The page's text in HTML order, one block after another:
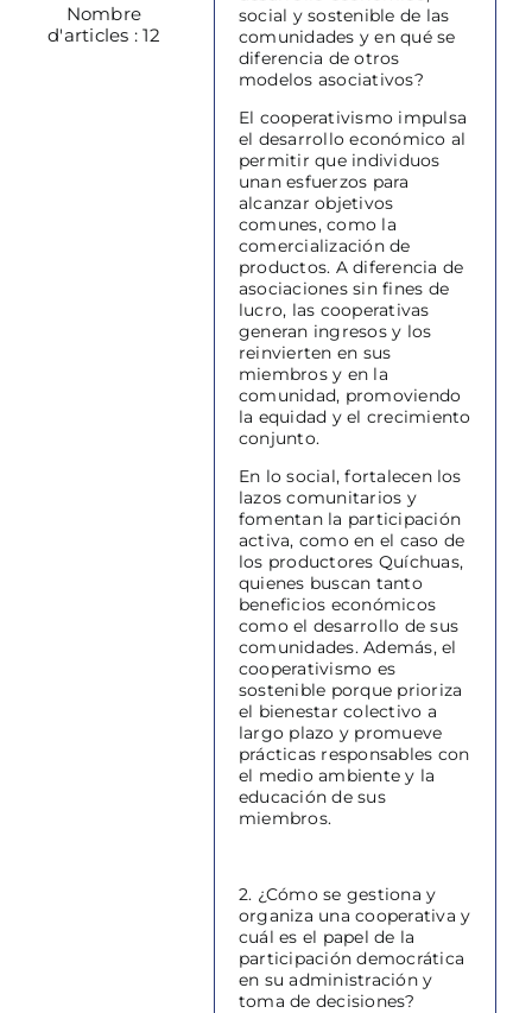
Nombre
d'articles : 12
social y sostenible de las
comunidades y en qué se
diferencia de otros
modelos asociativos?
El cooperativismo impulsa
el desarrollo económico al
permitir que individuos
unan esfuerzos para
alcanzar objetivos
comunes, como la
comercialización de
productos. A diferencia de
asociaciones sin fines de
lucro, las cooperativas
generan ingresos y los
reinvierten en sus
miembros y en la
comunidad, promoviendo
la equidad y el crecimiento
conjunto.
En lo social, fortalecen los
lazos comunitarios y
fomentan la participación
activa, como en el caso de
los productores Quíchuas,
quienes buscan tanto
beneficios económicos
como el desarrollo de sus
comunidades. Además, el
cooperativismo es
sostenible porque prioriza
el bienestar colectivo a
largo plazo y promueve
prácticas responsables con
el medio ambiente y la
educación de sus
miembros.
2. ¿Cómo se gestiona y
organiza una cooperativa y
cuál es el papel de la
participación democrática
en su administración y
toma de decisiones?